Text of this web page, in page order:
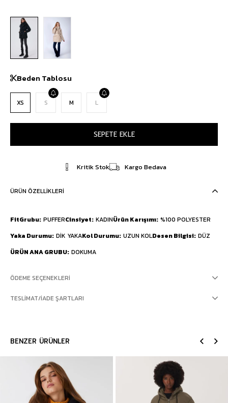
Beden Tablosu
XS S M L
Kritik Stok Kargo Bedava
ÜRÜN ÖZELLIKLERI
FitGrubu PUFFERCinsiyet KADINÜrün Karışımı %100 POLYESTER
Yaka Durumu DİK YAKAKol Durumu UZUN KOLDesen Bilgisi DÜZ
ÜRÜN ANA GRUBU DOKUMA
ÖDEME SEÇENEKLERI
TESLIMAT/İADE ŞARTLARI
BENZER ÜRÜNLER